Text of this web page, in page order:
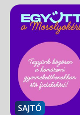
SAJTÓ